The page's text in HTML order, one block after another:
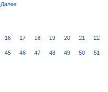
Далее
16 17 18 19 20 21 22
45 46 47 48 49 50 51